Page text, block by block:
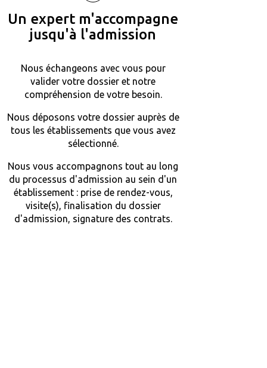
Un expert m'accompagne
jusqu'à l'admission
Nous échangeons avec vous pour
valider votre dossier et notre
compréhension de votre besoin.
Nous déposons votre dossier auprès de
tous les établissements que vous avez
sélectionné.
Nous vous accompagnons tout au long
du processus d'admission au sein d'un
établissement : prise de rendez-vous,
visite(s), finalisation du dossier
d'admission, signature des contrats.